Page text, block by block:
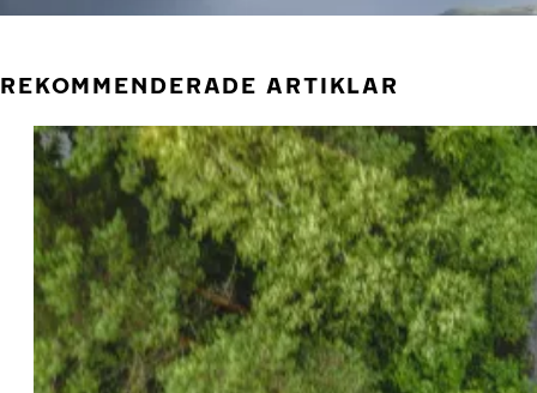
REKOMMENDERADE ARTIKLAR